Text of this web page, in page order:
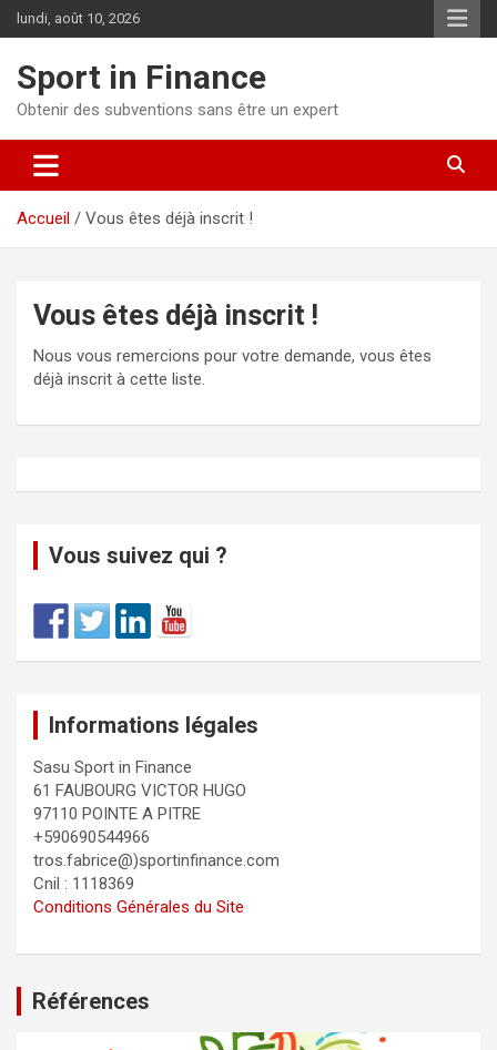
lundi, août 10, 2026
Sport in Finance
Obtenir des subventions sans être un expert
Accueil Vous êtes déjà inscrit !
Vous êtes déjà inscrit !
Nous vous remercions pour votre demande, vous êtes
déjà inscrit à cette liste.
Vous suivez qui ?
Informations légales
Sasu Sport in Finance
61 FAUBOURG VICTOR HUGO
97110 POINTE A PITRE
+590690544966
tros.fabrice@)sportinfinance.com
Cnil : 1118369
Conditions Générales du Site
Références